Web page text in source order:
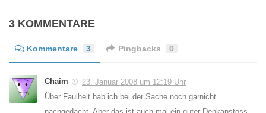
3 KOMMENTARE
Kommentare 3 Pingbacks 0
Chaim
23. Januar 2008 um 12:19 Uhr
Über Faulheit hab ich bei der Sache noch garnicht